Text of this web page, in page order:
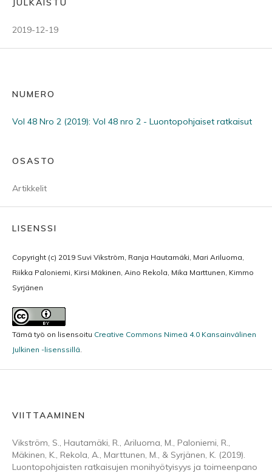
JULKAISTU
2019-12-19
NUMERO
Vol 48 Nro 2 (2019): Vol 48 nro 2 - Luontopohjaiset ratkaisut
OSASTO
Artikkelit
LISENSSI
Copyright (c) 2019 Suvi Vikström, Ranja Hautamäki, Mari Ariluoma,
Riikka Paloniemi, Kirsi Mäkinen, Aino Rekola, Mika Marttunen, Kimmo
Syrjänen
Tämä työ on lisensoitu Creative Commons Nimeä 4.0 Kansainvälinen
Julkinen -lisenssillä.
VIITTAAMINEN
Vikström, S., Hautamäki, R., Ariluoma, M., Paloniemi, R.,
Mäkinen, K., Rekola, A., Marttunen, M., & Syrjänen, K. (2019).
Luontopohjaisten ratkaisujen monihyötyisyys ja toimeenpano